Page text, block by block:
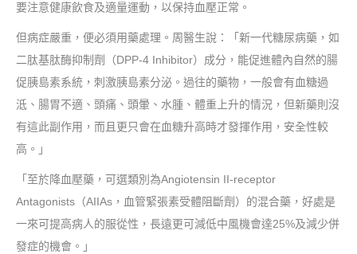
要注意健康飲食及適量運動，以保持血壓正常。
但病症嚴重，便必須用藥處理。周醫生說：「新一代糖尿病藥，如
二肽基肽酶抑制劑（DPP-4 Inhibitor）成分，能促進體內自然的腸
促胰島素系統，刺激胰島素分泌。過往的藥物，一般會有血糖過
泜、腸胃不適、頭痛、頭暈、水腫、體重上升的情況，但新藥則沒
有這此副作用，而且更只會在血糖升高時才發揮作用，安全性較
高。」
「至於降血壓藥，可選類別為Angiotensin II-receptor
Antagonists（AIIAs，血管緊張素受體阻斷劑）的混合藥，好處是
一來可提高病人的服從性，長遠更可減低中風機會達25%及減少併
發症的機會。」